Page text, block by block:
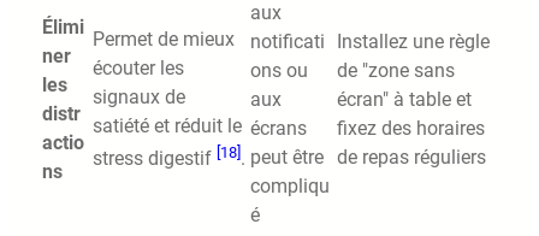
Élimi
ner
les
distr
actio
ns
Permet de mieux
écouter les
signaux de
satiété et réduit le
stress digestif [18] .
aux
notificati
ons ou
aux
écrans
peut être
compliqu
é
Installez une règle
de "zone sans
écran" à table et
fixez des horaires
de repas réguliers